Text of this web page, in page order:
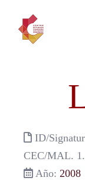
contenido
ID/
CEC/MAL.
Año: 2008